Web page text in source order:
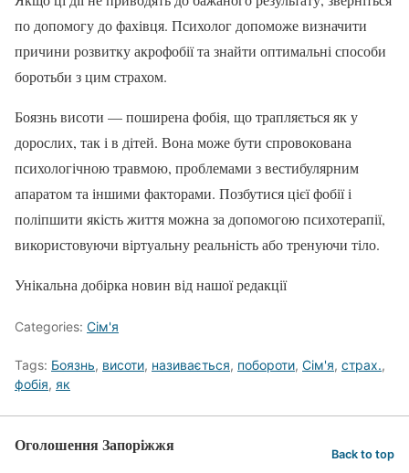
по допомогу до фахівця. Психолог допоможе визначити
причини розвитку акрофобії та знайти оптимальні способи
боротьби з цим страхом.
Боязнь висоти — поширена фобія, що трапляється як у
дорослих, так і в дітей. Вона може бути спровокована
психологічною травмою, проблемами з вестибулярним
апаратом та іншими факторами. Позбутися цієї фобії і
поліпшити якість життя можна за допомогою психотерапії,
використовуючи віртуальну реальність або тренуючи тіло.
Унікальна добірка новин від нашої редакції
Categories: Сім'я
Tags: Боязнь, висоти, називається, побороти, Сім'я, страх.,
фобія, як
Оголошення Запоріжжя Back to top